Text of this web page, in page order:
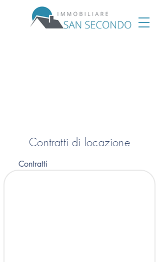
Contratti di locazione
Contratti